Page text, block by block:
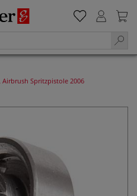
Airbrush Spritzpistole 2006